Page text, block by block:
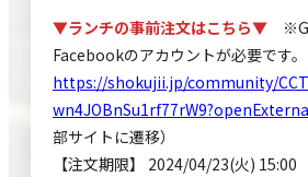
▼ランチの事前注文はこちら▼
Facebookのアカウントが必要です。
https://shokujii.jp/community/
部サイトに遷移）
【注文期限】 2024/04/23(火) 15:00